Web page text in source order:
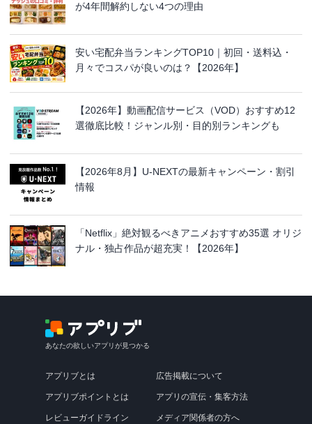
が4年間解約しない4つの理由
安い宅配弁当ランキングTOP10｜初回・送料込・
月々でコスパが良いのは？【2026年】
【2026年】動画配信サービス（VOD）おすすめ12
選徹底比較！ジャンル別・目的別ランキングも
【2026年8月】U-NEXTの最新キャンペーン・割引
情報
「Netflix」絶対観るべきアニメおすすめ35選 オリジ
ナル・独占作品が超充実！【2026年】
あなたの欲しいアプリが見つかる
アプリブとは
アプリブポイントとは
レビューガイドライン
広告掲載について
アプリの宣伝・集客方法
メディア関係者の方へ